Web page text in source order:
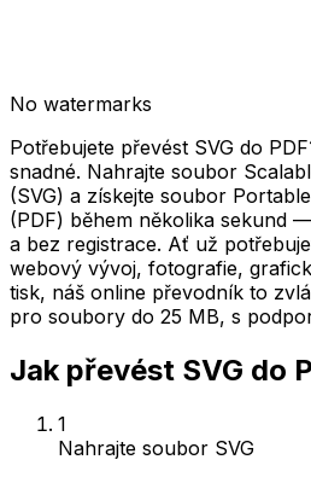
No watermarks
Potřebujete převést SVG do
snadné. Nahrajte soubor
(SVG) a získejte soubor
(PDF) během několika sekund
a bez registrace. Ať už
webový vývoj, fotografie,
tisk, náš online převodník to
pro soubory do 25 MB, s
Jak převést SVG do
1
Nahrajte soubor SVG